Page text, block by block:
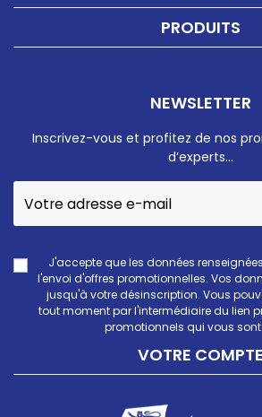
PRODUITS
NEWSLETTER
Inscrivez-vous et profitez de nos
d’experts…
J'accepte que les données
l'envoi d'offres promotionnelles. Vos
jusqu'à votre désinscription. Vous
tout moment par l'intermédiaire du lien
promotionnels qui vous
VOTRE COMPTE